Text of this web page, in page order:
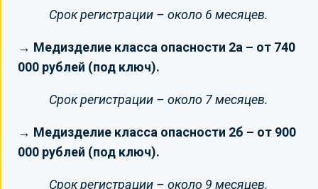
Срок регистрации – около 6 месяцев.
→ Медизделие класса опасности 2а – от 740
000 рублей (под ключ).
Срок регистрации – около 7 месяцев.
→ Медизделие класса опасности 2б – от 900
000 рублей (под ключ).
Срок регистрации – около 9 месяцев.